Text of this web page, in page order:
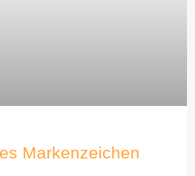
Markenzeichen